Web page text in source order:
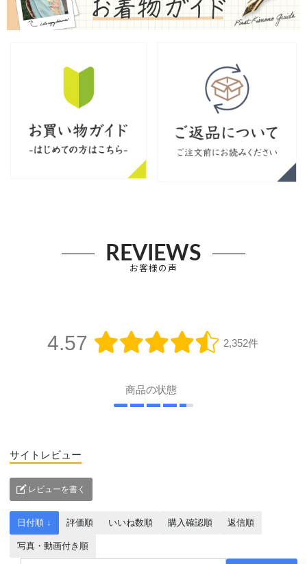
REVIEWS
お客様の声
4.57 2,352件
商品の状態
サイトレビュー
レビューを書く
日付順 ↓ 評価順 いいね数順 購入確認順 返信順
写真・動画付き順